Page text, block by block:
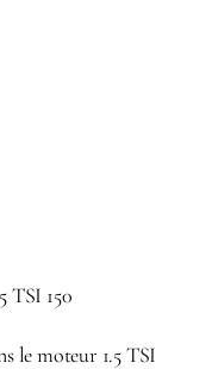
TSI 150
le moteur 1.5 TSI